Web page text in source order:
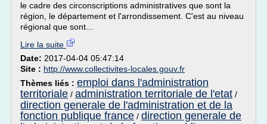
le cadre des circonscriptions administratives que sont la
région, le département et l'arrondissement. C'est au niveau
régional que sont...
Lire la suite
Date: 2017-04-04 05:47:14
Site : http://www.collectivites-locales.gouv.fr
Thèmes liés : emploi dans l'administration
territoriale / administration territoriale de l'etat /
direction generale de l'administration et de la
fonction publique france / direction generale de